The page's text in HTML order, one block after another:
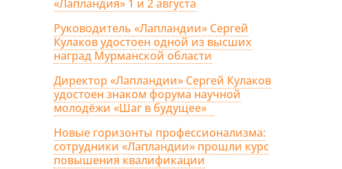
«Лапландия» 1 и 2 августа
Руководитель «Лапландии» Сергей
Кулаков удостоен одной из высших
наград Мурманской области
Директор «Лапландии» Сергей Кулаков
удостоен знаком форума научной
молодёжи «Шаг в будущее»
Новые горизонты профессионализма:
сотрудники «Лапландии» прошли курс
повышения квалификации